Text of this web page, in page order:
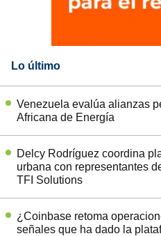
Lo último
Venezuela evalúa alianzas
Africana de Energía
Delcy Rodríguez coordina
urbana con representantes
TFI Solutions
¿Coinbase retoma
señales que ha dado la